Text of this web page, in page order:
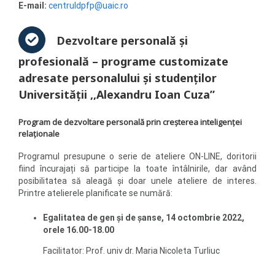
E-mail: centruldpfp@uaic.ro
Dezvoltare personală şi
profesională – programe customizate
adresate personalului și studenților
Universităţii ,,Alexandru Ioan Cuza”
Program de dezvoltare personală prin creșterea inteligenței
relaționale
Programul presupune o serie de ateliere ON-LINE, doritorii
fiind încurajați să participe la toate întâlnirile, dar având
posibilitatea să aleagă și doar unele ateliere de interes.
Printre atelierele planificate se numără:
Egalitatea de gen și de șanse, 14 octombrie 2022,
orele 16.00-18.00
Facilitator: Prof. univ dr. Maria Nicoleta Turliuc